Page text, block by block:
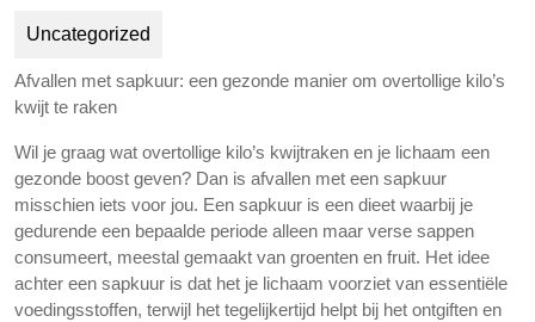
Uncategorized
Afvallen met sapkuur: een gezonde manier om overtollige kilo’s
kwijt te raken
Wil je graag wat overtollige kilo’s kwijtraken en je lichaam een
gezonde boost geven? Dan is afvallen met een sapkuur
misschien iets voor jou. Een sapkuur is een dieet waarbij je
gedurende een bepaalde periode alleen maar verse sappen
consumeert, meestal gemaakt van groenten en fruit. Het idee
achter een sapkuur is dat het je lichaam voorziet van essentiële
voedingsstoffen, terwijl het tegelijkertijd helpt bij het ontgiften en